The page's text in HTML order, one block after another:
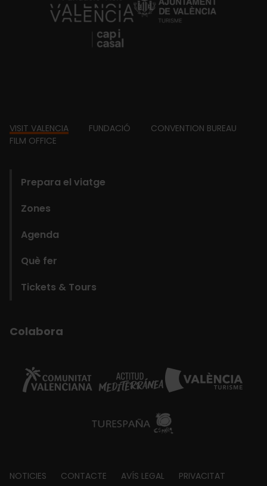
https://fundacion.visitvalencia.com/
Footer
VISIT VALENCIA FUNDACIÓ
CONVENTION BUREAU
FILM OFFICE
Prepara el viatge
Zones
Agenda
Què fer
Tickets & Tours
Colabora
NOTICIES CONTACTE AVÍS LEGAL PRIVACITAT